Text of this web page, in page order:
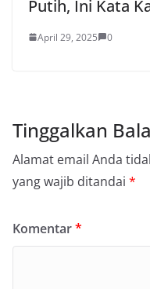
Putih, Ini Kata
April 29, 2025 0
Tinggalkan
Alamat email Anda
yang wajib ditandai *
Komentar*